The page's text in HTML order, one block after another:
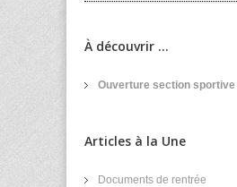
À découvrir ...
Ouverture section sportive
Articles à la Une
Documents de rentrée